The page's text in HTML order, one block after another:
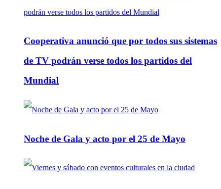
Cooperativa anunció que por todos sus sistemas
de TV podrán verse todos los partidos del
Mundial
Noche de Gala y acto por el 25 de Mayo